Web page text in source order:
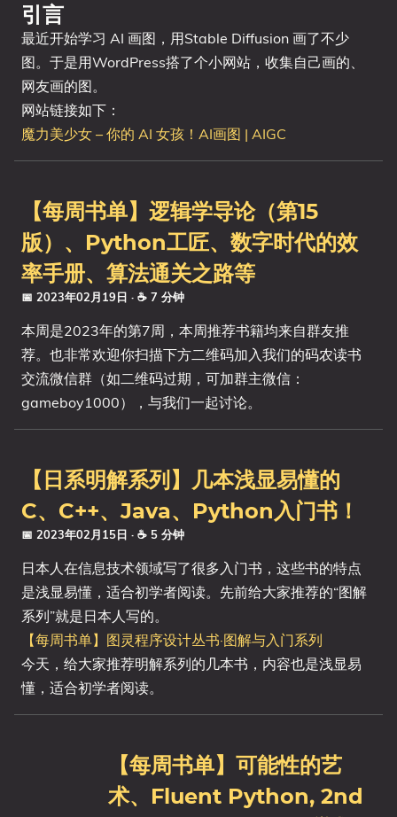
引言
最近开始学习 AI 画图，用Stable Diffusion 画了不少
图。于是用WordPress搭了个小网站，收集自己画的、
网友画的图。
网站链接如下：
魔力美少女 – 你的 AI 女孩！AI画图 | AIGC
【每周书单】逻辑学导论（第15
版）、Python工匠、数字时代的效
率手册、算法通关之路等
📅 2023年02月19日 · ☕ 7 分钟
本周是2023年的第7周，本周推荐书籍均来自群友推
荐。也非常欢迎你扫描下方二维码加入我们的码农读书
交流微信群（如二维码过期，可加群主微信：
gameboy1000），与我们一起讨论。
【日系明解系列】几本浅显易懂的
C、C++、Java、Python入门书！
📅 2023年02月15日 · ☕ 5 分钟
日本人在信息技术领域写了很多入门书，这些书的特点
是浅显易懂，适合初学者阅读。先前给大家推荐的“图解
系列”就是日本人写的。
【每周书单】图灵程序设计丛书·图解与入门系列
今天，给大家推荐明解系列的几本书，内容也是浅显易
懂，适合初学者阅读。
【每周书单】可能性的艺
术、Fluent Python, 2nd